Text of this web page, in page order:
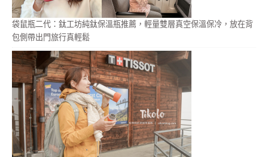
袋鼠瓶二代：鈦工坊純鈦保溫瓶推薦，輕量雙層真空保溫保冷，放在背
包側帶出門旅行真輕鬆